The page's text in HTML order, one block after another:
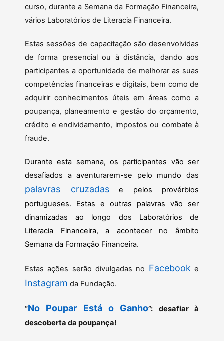
curso, durante a Semana da Formação Financeira,
vários Laboratórios de Literacia Financeira.
Estas sessões de capacitação são desenvolvidas
de forma presencial ou à distância, dando aos
participantes a oportunidade de melhorar as suas
competências financeiras e digitais, bem como de
adquirir conhecimentos úteis em áreas como a
poupança, planeamento e gestão do orçamento,
crédito e endividamento, impostos ou combate à
fraude.
Durante esta semana, os participantes vão ser
desafiados a aventurarem-se pelo mundo das
palavras cruzadase pelos provérbios
portugueses. Estas e outras palavras vão ser
dinamizadas ao longo dos Laboratórios de
Literacia Financeira, a acontecer no âmbito
Semana da Formação Financeira.
Estas ações serão divulgadas no Facebooke
Instagram da Fundação.
“No Poupar Está o Ganho”: desafiar à
descoberta da poupança!